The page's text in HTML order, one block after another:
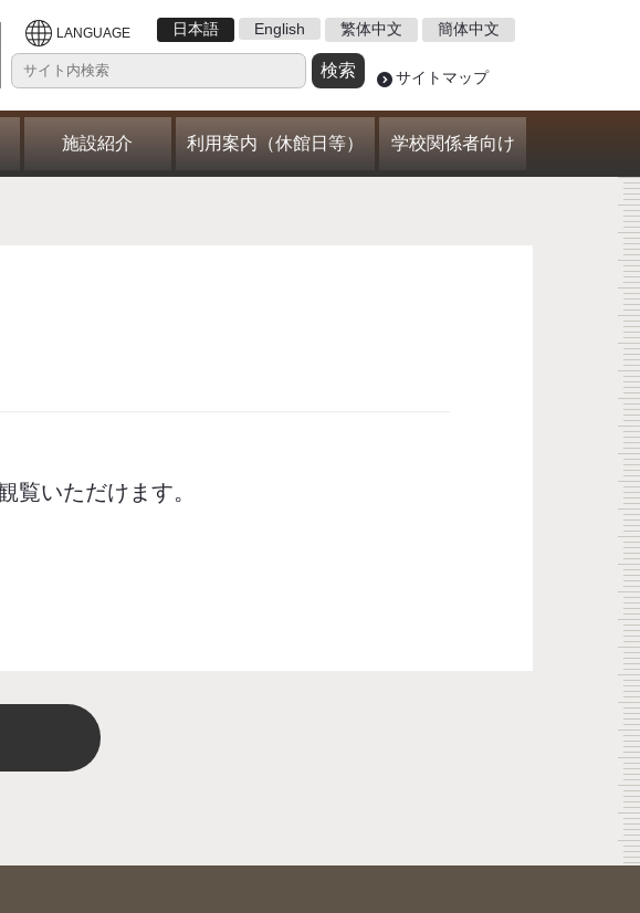
サイトマップ
LANGUAGE 日本語 English 繁体中文 簡体中文
施設紹介 利用案内（休館日等） 学校関係者向け
覧いただけます。